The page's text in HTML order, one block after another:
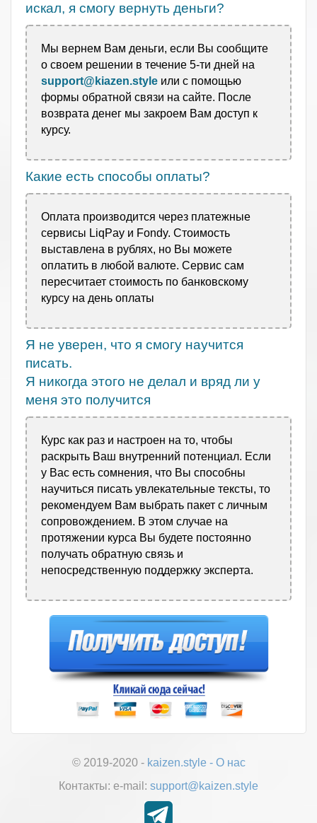
искал, я смогу вернуть деньги?
Мы вернем Вам деньги, если Вы сообщите
о своем решении в течение 5-ти дней на
support@kiazen.style или с помощью
формы обратной связи на сайте. После
возврата денег мы закроем Вам доступ к
курсу.
Какие есть способы оплаты?
Оплата производится через платежные
сервисы LiqPay и Fondy. Стоимость
выставлена в рублях, но Вы можете
оплатить в любой валюте. Сервис сам
пересчитает стоимость по банковскому
курсу на день оплаты
Я не уверен, что я смогу научится
писать.
Я никогда этого не делал и вряд ли у
меня это получится
Курс как раз и настроен на то, чтобы
раскрыть Ваш внутренний потенциал. Если
у Вас есть сомнения, что Вы способны
научиться писать увлекательные тексты, то
рекомендуем Вам выбрать пакет с личным
сопровождением. В этом случае на
протяжении курса Вы будете постоянно
получать обратную связь и
непосредственную поддержку эксперта.
© 2019-2020 - kaizen.style- О нас
Контакты: е-mail: support@kaizen.style